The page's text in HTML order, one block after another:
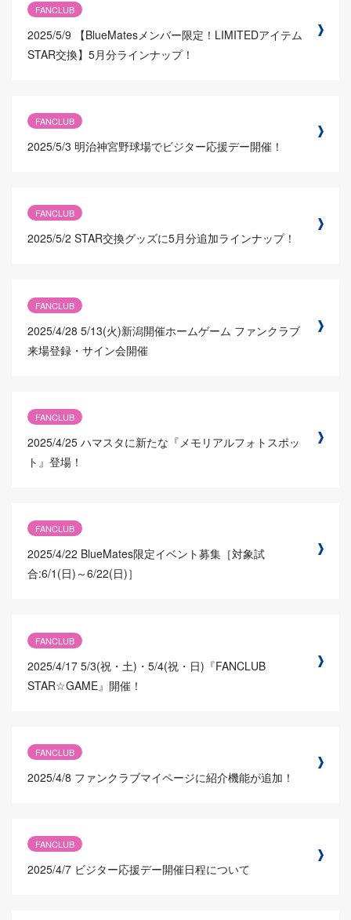
FANCLUB
2025/5/9
【BlueMatesメンバー限定！LIMITEDアイテム
STAR交換】5月分ラインナップ！
FANCLUB
2025/5/3 明治神宮野球場でビジター応援デー開催！
FANCLUB
2025/5/2 STAR交換グッズに5月分追加ラインナップ！
FANCLUB
2025/4/28 5/13(火)新潟開催ホームゲーム ファンクラブ
来場登録・サイン会開催
FANCLUB
2025/4/25 ハマスタに新たな『メモリアルフォトスポッ
ト』登場！
FANCLUB
2025/4/22 BlueMates限定イベント募集［対象試
合:6/1(日)～6/22(日)］
FANCLUB
2025/4/17 5/3(祝・土)・5/4(祝・日)『FANCLUB
STAR☆GAME』開催！
FANCLUB
2025/4/8 ファンクラブマイページに紹介機能が追加！
FANCLUB
2025/4/7 ビジター応援デー開催日程について